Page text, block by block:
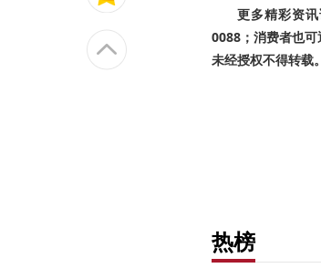
更多精彩资
0088；消费者也可
未经授权不得转载
热榜